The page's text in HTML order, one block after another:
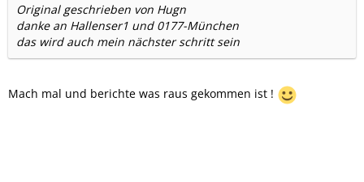
Original geschrieben von Hugn
danke an Hallenser1 und 0177-München
das wird auch mein nächster schritt sein
Mach mal und berichte was raus gekommen ist !